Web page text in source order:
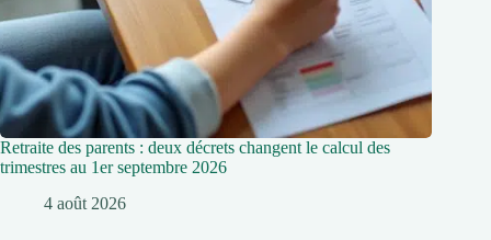
Retraite des parents : deux décrets changent le calcul des
trimestres au 1er septembre 2026
4 août 2026